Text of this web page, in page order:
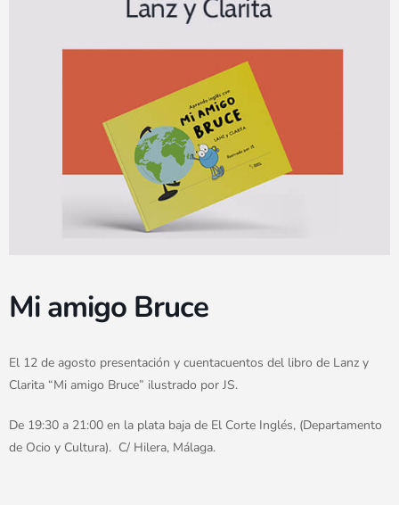
Mi amigo Bruce
El 12 de agosto presentación y cuentacuentos del libro de Lanz y
Clarita “Mi amigo Bruce” ilustrado por JS.
De 19:30 a 21:00 en la plata baja de El Corte Inglés, (Departamento
de Ocio y Cultura). C/ Hilera, Málaga.